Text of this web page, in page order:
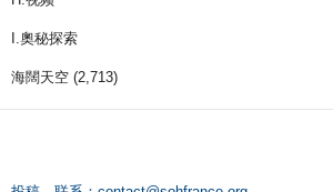
I.奧秘探索
海闊天空 (2,713)